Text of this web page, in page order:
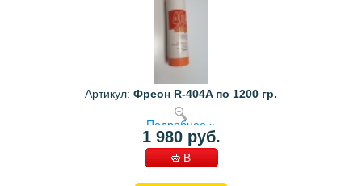
Артикул: Фреон R-404A по 1200 гр.
Подробнее »
1 980 руб.
В